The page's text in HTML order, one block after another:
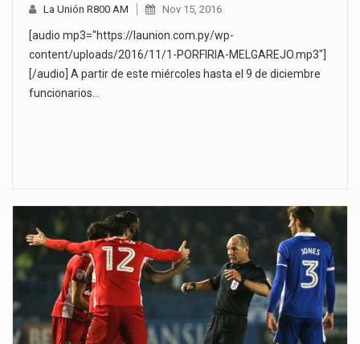
La Unión R800 AM Nov 15, 2016
[audio mp3="https://launion.com.py/wp-
content/uploads/2016/11/1-PORFIRIA-MELGAREJO.mp3"]
[/audio] A partir de este miércoles hasta el 9 de diciembre
funcionarios…